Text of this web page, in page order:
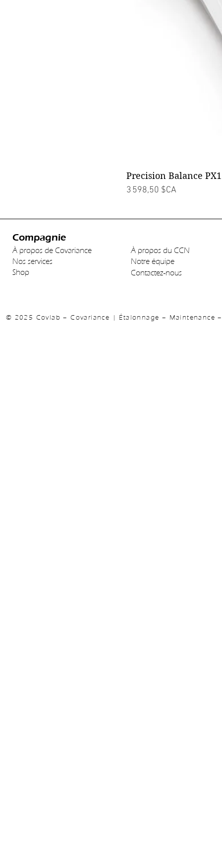
Precision Balance
Prix
3 598,50 $CA
Compagnie
À propos de Covariance
Nos services
Shop
À propos du CCN
Notre équipe
Contactez-nous
© 2025 Covlab – Covariance | Étalonnage – Maintenance